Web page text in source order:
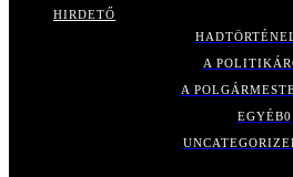
HIRDETŐ
A
A
EGYÉB0